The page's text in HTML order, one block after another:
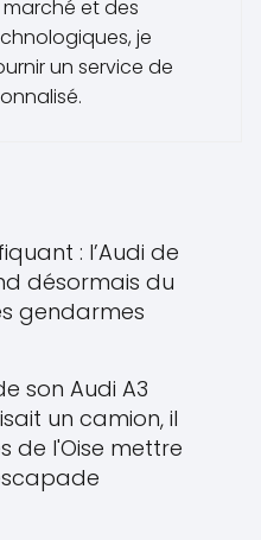
et des
je
un service de
: l’Audi de
désormais du
gendarmes
son Audi A3
un camion, il
de l'Oise mettre